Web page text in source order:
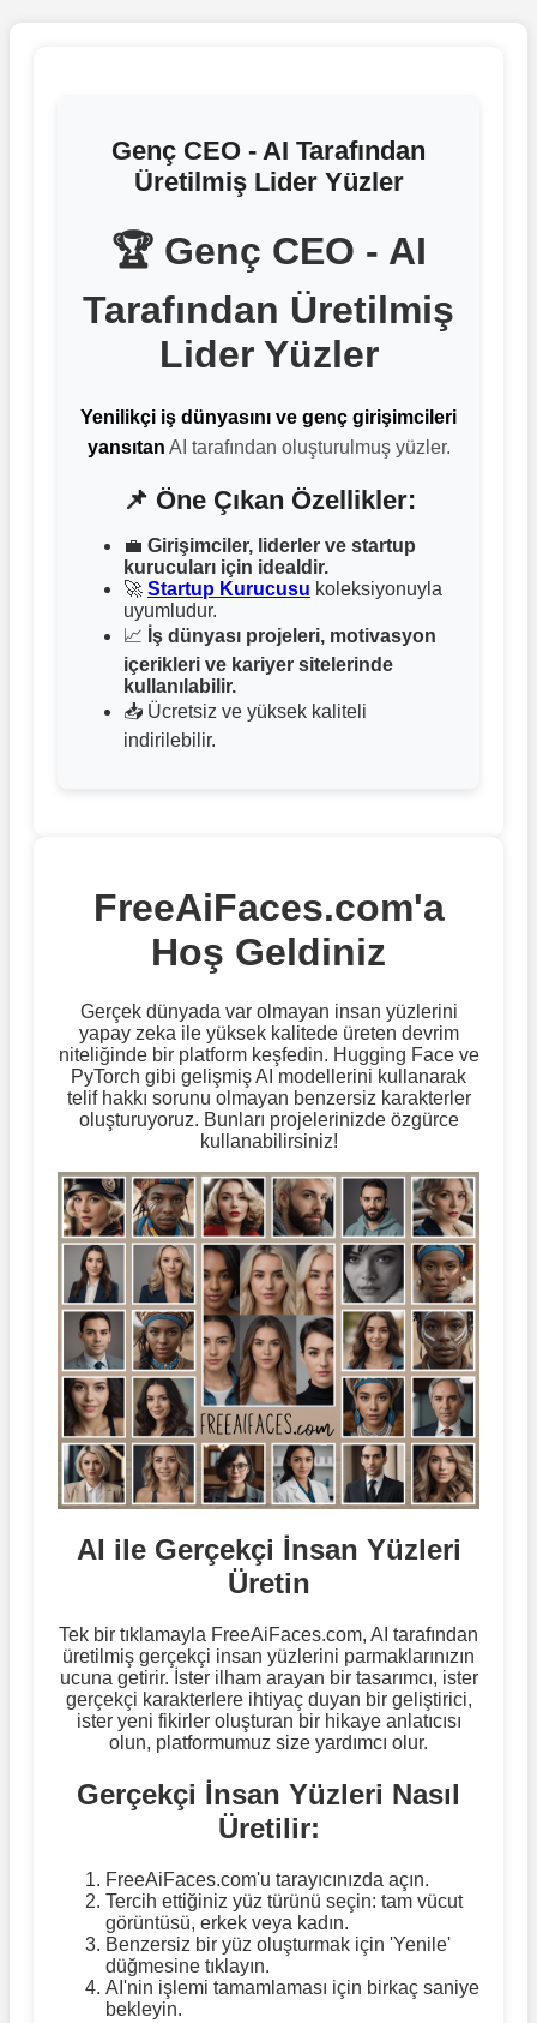
Genç CEO - AI Tarafından
Üretilmiş Lider Yüzler
🏆 Genç CEO - AI
Tarafından Üretilmiş
Lider Yüzler
Yenilikçi iş dünyasını ve genç girişimcileri
yansıtan AI tarafından oluşturulmuş yüzler.
📌 Öne Çıkan Özellikler:
💼 Girişimciler, liderler ve startup
kurucuları için idealdir.
🚀 Startup Kurucusu koleksiyonuyla
uyumludur.
📈 İş dünyası projeleri, motivasyon
içerikleri ve kariyer sitelerinde
kullanılabilir.
📥 Ücretsiz ve yüksek kaliteli
indirilebilir.
FreeAiFaces.com'a
Hoş Geldiniz
Gerçek dünyada var olmayan insan yüzlerini
yapay zeka ile yüksek kalitede üreten devrim
niteliğinde bir platform keşfedin. Hugging Face ve
PyTorch gibi gelişmiş AI modellerini kullanarak
telif hakkı sorunu olmayan benzersiz karakterler
oluşturuyoruz. Bunları projelerinizde özgürce
kullanabilirsiniz!
AI ile Gerçekçi İnsan Yüzleri
Üretin
Tek bir tıklamayla FreeAiFaces.com, AI tarafından
üretilmiş gerçekçi insan yüzlerini parmaklarınızın
ucuna getirir. İster ilham arayan bir tasarımcı, ister
gerçekçi karakterlere ihtiyaç duyan bir geliştirici,
ister yeni fikirler oluşturan bir hikaye anlatıcısı
olun, platformumuz size yardımcı olur.
Gerçekçi İnsan Yüzleri Nasıl
Üretilir:
FreeAiFaces.com'u tarayıcınızda açın.
Tercih ettiğiniz yüz türünü seçin: tam vücut
görüntüsü, erkek veya kadın.
Benzersiz bir yüz oluşturmak için 'Yenile'
düğmesine tıklayın.
AI'nin işlemi tamamlaması için birkaç saniye
bekleyin.